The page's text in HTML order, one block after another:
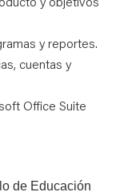
y reportes.
cuentas y
Office Suite
de Educación